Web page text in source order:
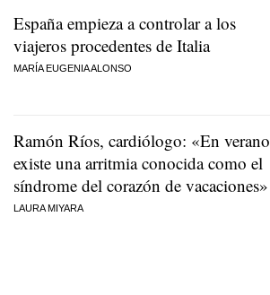
España empieza a controlar a los
viajeros procedentes de Italia
MARÍA EUGENIA ALONSO
Ramón Ríos, cardiólogo: «En verano
existe una arritmia conocida como el
síndrome del corazón de vacaciones»
LAURA MIYARA